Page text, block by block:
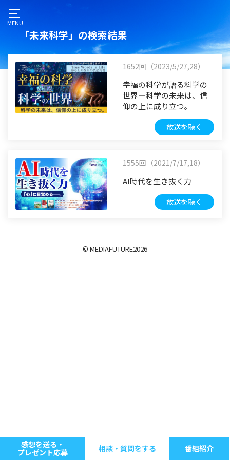
MENU
「未来科学」の検索結果
1652回（2023/5/27,28）
幸福の科学が語る科学の
世界―科学の未来は、信
仰の上に成り立つ。
放送を聴く
1555回（2021/7/17,18）
AI時代を生き抜く力
放送を聴く
© MEDIAFUTURE2026
感想を送る・
プレゼント応募
相談・質問をする 番組紹介